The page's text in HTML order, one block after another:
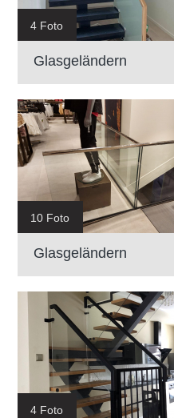
4 Foto
Glasgeländern
10 Foto
Glasgeländern
4 Foto